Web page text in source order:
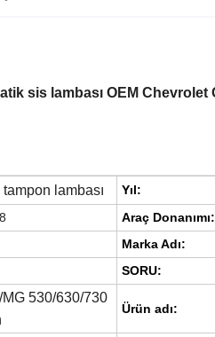
sis lambası OEM
lambası Yıl:
Araç Donanımı:
Marka Adı:
SORU:
530/630/730
Ürün adı: